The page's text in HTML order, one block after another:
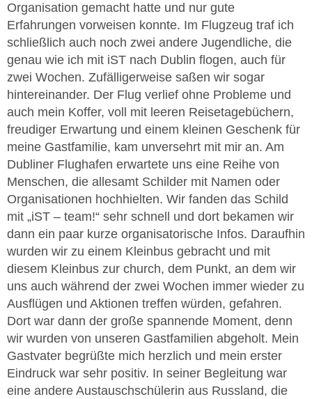
Organisation gemacht hatte und nur gute
Erfahrungen vorweisen konnte. Im Flugzeug traf ich
schließlich auch noch zwei andere Jugendliche, die
genau wie ich mit iST nach Dublin flogen, auch für
zwei Wochen. Zufälligerweise saßen wir sogar
hintereinander. Der Flug verlief ohne Probleme und
auch mein Koffer, voll mit leeren Reisetagebüchern,
freudiger Erwartung und einem kleinen Geschenk für
meine Gastfamilie, kam unversehrt mit mir an. Am
Dubliner Flughafen erwartete uns eine Reihe von
Menschen, die allesamt Schilder mit Namen oder
Organisationen hochhielten. Wir fanden das Schild
mit „iST – team!“ sehr schnell und dort bekamen wir
dann ein paar kurze organisatorische Infos. Daraufhin
wurden wir zu einem Kleinbus gebracht und mit
diesem Kleinbus zur church, dem Punkt, an dem wir
uns auch während der zwei Wochen immer wieder zu
Ausflügen und Aktionen treffen würden, gefahren.
Dort war dann der große spannende Moment, denn
wir wurden von unseren Gastfamilien abgeholt. Mein
Gastvater begrüßte mich herzlich und mein erster
Eindruck war sehr positiv. In seiner Begleitung war
eine andere Austauschschülerin aus Russland, die